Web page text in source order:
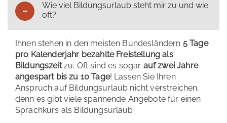
Wie viel Bildungsurlaub steht mir zu und wie
oft?
Ihnen stehen in den meisten Bundesländern 5 Tage
pro Kalenderjahr bezahlte Freistellung als
Bildungszeitzu. Oft sind es sogar auf zwei Jahre
angespart bis zu 10 Tage! Lassen Sie Ihren
Anspruch auf Bildungsurlaub nicht verstreichen,
denn es gibt viele spannende Angebote für einen
Sprachkurs als Bildungsurlaub.